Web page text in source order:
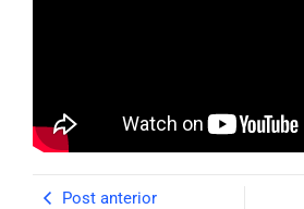
Post anterior